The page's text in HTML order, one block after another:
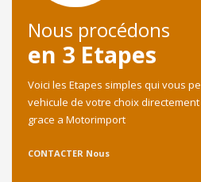
Nous procédons
en 3 Etapes
Voici les Etapes simples qui vous
vehicule de votre choix
grace a Motorimport
CONTACTER Nous